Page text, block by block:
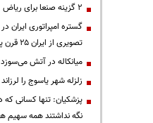
۲ گزینه صنعا برای ریاض
تصویری از ایران ۲۵ قرن پیش
میانکاله در آتش می‌سوزد
زلزله شهر یاسوج را لرزاند
پزشکیان: تنها کسانی که
نگه نداشتند همه سهیم